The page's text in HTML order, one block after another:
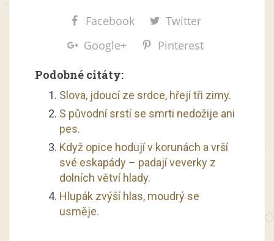
Facebook
Twitter
Google+
Pinterest
Podobné citáty:
Slova, jdoucí ze srdce, hřejí tři zimy.
S původní srstí se smrti nedožije ani
pes.
Když opice hodují v korunách a vrší
své eskapády – padají veverky z
dolních větví hlady.
Hlupák zvýší hlas, moudrý se
usměje.